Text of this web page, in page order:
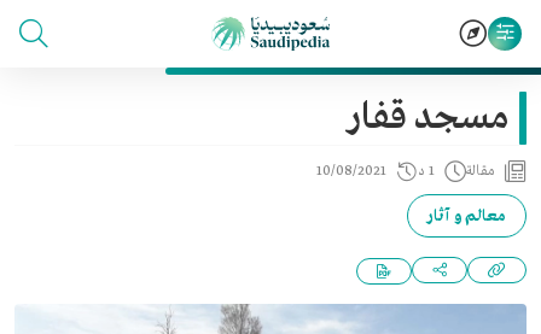
مسجد قفار
مقالة 1 د 10/08/2021
معالم و آثار